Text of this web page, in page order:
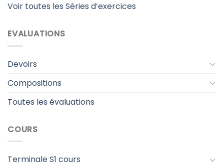
Voir toutes les Séries d’exercices
EVALUATIONS
Devoirs
Compositions
Toutes les évaluations
COURS
Terminale S1 cours